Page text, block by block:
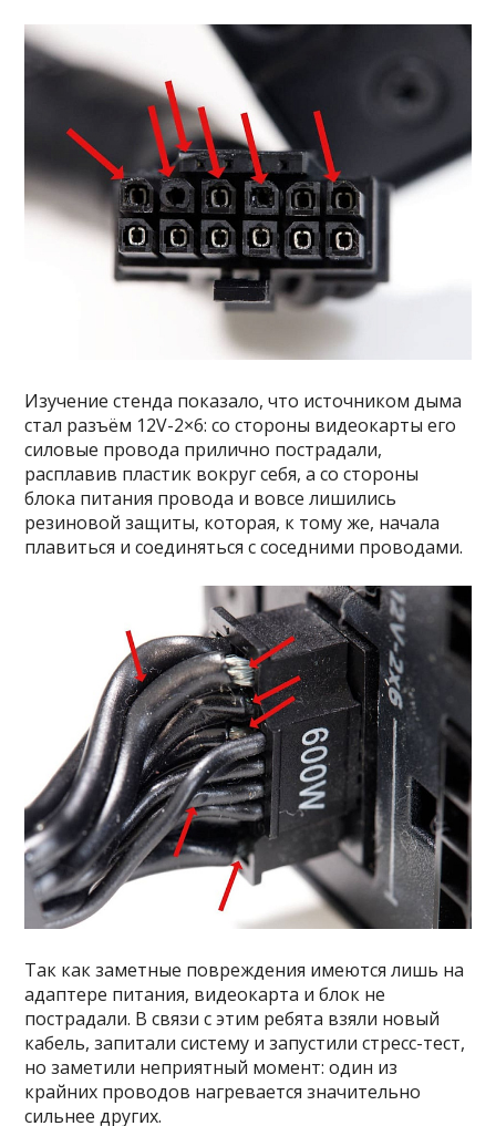
Изучение стенда показало, что источником дыма
стал разъём 12V-2×6: со стороны видеокарты его
силовые провода прилично пострадали,
расплавив пластик вокруг себя, а со стороны
блока питания провода и вовсе лишились
резиновой защиты, которая, к тому же, начала
плавиться и соединяться с соседними проводами.
Так как заметные повреждения имеются лишь на
адаптере питания, видеокарта и блок не
пострадали. В связи с этим ребята взяли новый
кабель, запитали систему и запустили стресс-тест,
но заметили неприятный момент: один из
крайних проводов нагревается значительно
сильнее других.